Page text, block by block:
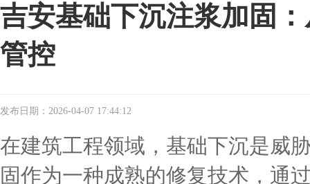
吉安基础下沉注浆加固
管控
发布日期：2026-04-07 17:44:12
在建筑工程领域，基础下沉是威
固作为一种成熟的修复技术，通